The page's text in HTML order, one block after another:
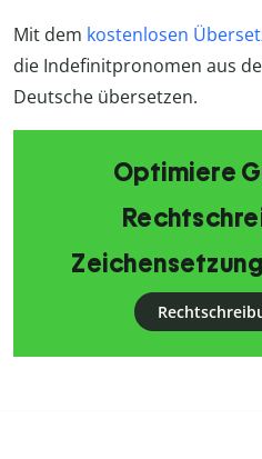
Mit dem kostenlosen
die Indefinitpronomen aus
Deutsche übersetzen.
Optimiere